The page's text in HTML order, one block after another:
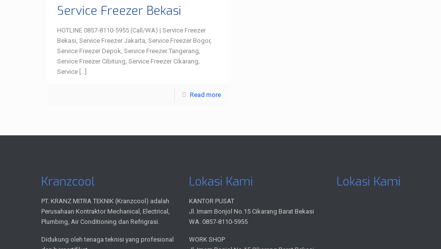
Service Freezer Bekasi
HOTLINE 0857-8110-5955 (Call/WA) | Service Freezer
Bekasi, Service Freezer Jakarta, Service Freezer Bogor,
Service Freezer Depok, Service Freezer Tangerang,
Service Freezer Cibitung, Service Freezer Cikarang,
Service[…]
Read more
Kranzcool
PT. KRANZ MITRA TEKNIK (Kranzcool) adalah
Perusahaan Kontraktor Mechanical, Electrical,
Plumbing, Air Conditioning dan Refrigrasi.
Didukung oleh tenaga teknisi yang profesional
Lokasi Kami
KANTOR PUSAT
Jl. Imam Bonjol No.15 Cikarang Barat Bekasi
WA. 0857-8110-5955
WORK SHOP
Lokasi Kami